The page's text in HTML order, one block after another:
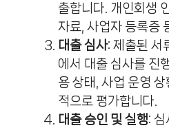
출합니다. 개인회생
자료, 사업자 등록증
대출 심사: 제출된 서
에서 대출 심사를 진
용 상태, 사업 운영
적으로 평가합니다.
대출 승인 및 실행: 심